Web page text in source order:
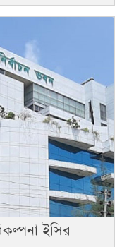
ইসির